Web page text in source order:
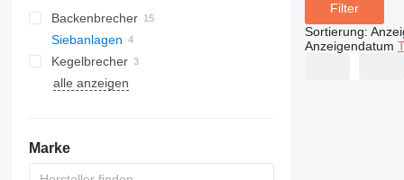
Backenbrecher
Siebanlagen‎
Kegelbrecher
Prallbrecher mit horizontalen
Wellen
alle anzeigen
Marke
Filter
Sortierung:
Anzeigendatum